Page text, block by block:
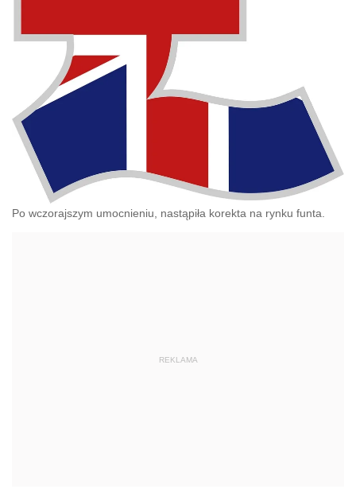
Po wczorajszym umocnieniu, nastąpiła korekta na rynku funta.